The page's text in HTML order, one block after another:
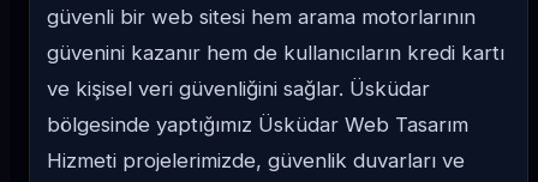
güvenli bir web sitesi hem arama motorlarının
güvenini kazanır hem de kullanıcıların kredi kartı
ve kişisel veri güvenliğini sağlar. Üsküdar
bölgesinde yaptığımız Üsküdar Web Tasarım
Hizmeti projelerimizde, güvenlik duvarları ve